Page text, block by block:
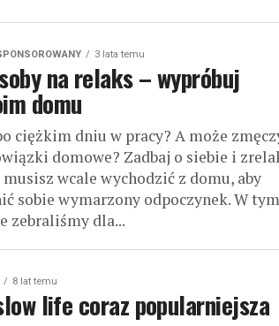
3 lata temu
na relaks – wypróbuj
domu
ciężkim dniu w pracy? A może
domowe? Zadbaj o siebie i
musisz wcale wychodzić z domu, aby
sobie wymarzony odpoczynek. W tym
zebraliśmy dla...
8 lat temu
life coraz popularniejsza